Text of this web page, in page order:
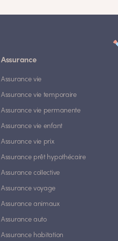
Assurance
Assurance vie
Assurance vie temporaire
Assurance vie permanente
Assurance vie enfant
Assurance vie prix
Assurance prêt hypothécaire
Assurance collective
Assurance voyage
Assurance animaux
Assurance auto
Assurance habitation